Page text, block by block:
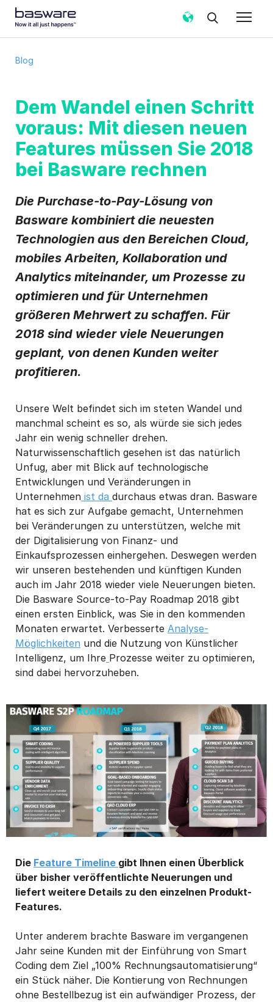
Blog
Dem Wandel einen Schritt
voraus: Mit diesen neuen
Features müssen Sie 2018
bei Basware rechnen
Die Purchase-to-Pay-Lösung von
Basware kombiniert die neuesten
Technologien aus den Bereichen Cloud,
mobiles Arbeiten, Kollaboration und
Analytics miteinander, um Prozesse zu
optimieren und für Unternehmen
größeren Mehrwert zu schaffen. Für
2018 sind wieder viele Neuerungen
geplant, von denen Kunden weiter
profitieren.
Unsere Welt befindet sich im steten Wandel und
manchmal scheint es so, als würde sie sich jedes
Jahr ein wenig schneller drehen.
Naturwissenschaftlich gesehen ist das natürlich
Unfug, aber mit Blick auf technologische
Entwicklungen und Veränderungen in
Unternehmen ist da durchaus etwas dran. Basware
hat es sich zur Aufgabe gemacht, Unternehmen
bei Veränderungen zu unterstützen, welche mit
der Digitalisierung von Finanz- und
Einkaufsprozessen einhergehen. Deswegen werden
wir unseren bestehenden und künftigen Kunden
auch im Jahr 2018 wieder viele Neuerungen bieten.
Die Basware Source-to-Pay Roadmap 2018 gibt
einen ersten Einblick, was Sie in den kommenden
Monaten erwartet. Verbesserte Analyse-
Möglichkeiten und die Nutzung von Künstlicher
Intelligenz, um Ihre Prozesse weiter zu optimieren,
sind dabei hervorzuheben.
Die Feature Timeline gibt Ihnen einen Überblick
über bisher veröffentlichte Neuerungen und
liefert weitere Details zu den einzelnen Produkt-
Features.
Unter anderem brachte Basware im vergangenen
Jahr seine Kunden mit der Einführung von Smart
Coding dem Ziel „100% Rechnungsautomatisierung“
ein Stück näher. Die Kontierung von Rechnungen
ohne Bestellbezug ist ein aufwändiger Prozess, der
Land *
Benachrichtigungshäufigkeit*
Basware darf meine über das vorliegende Formular
Anfrage in Übereinstimmung mit dem
Ich stimme zu, Blog-E-Mail-Benachrichtigungen
von Basware zu erhalten.*
Ich kann mich jederzeit über den Abmeldelink in jeder Mitteilung
oder durchKlicken hiervom E-Mail-Marketing abmelden.